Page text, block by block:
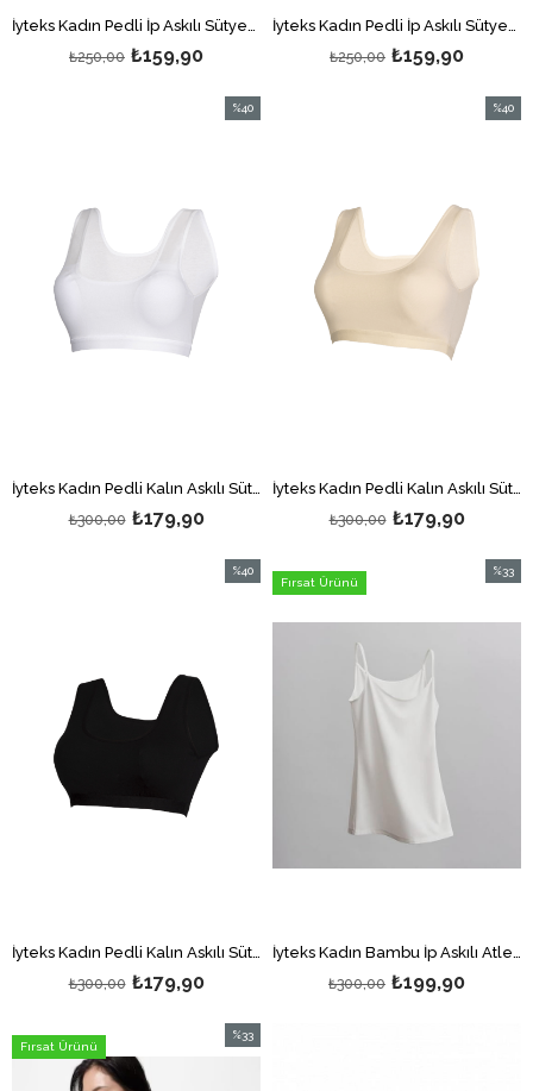
₺159,90
₺250,00 ₺159,90
₺250,00
İyteks Kadın Pedli Kalın Askılı Sütyen Beyaz
₺179,90
₺300,00
%40
İyteks Kadın Pedli Kalın Askılı Sütyen Ten
₺179,90
₺300,00
%40
₺179,90
₺300,00
%40
₺199,90
₺300,00
%33
Fırsat Ürünü
%33
Fırsat Ürünü